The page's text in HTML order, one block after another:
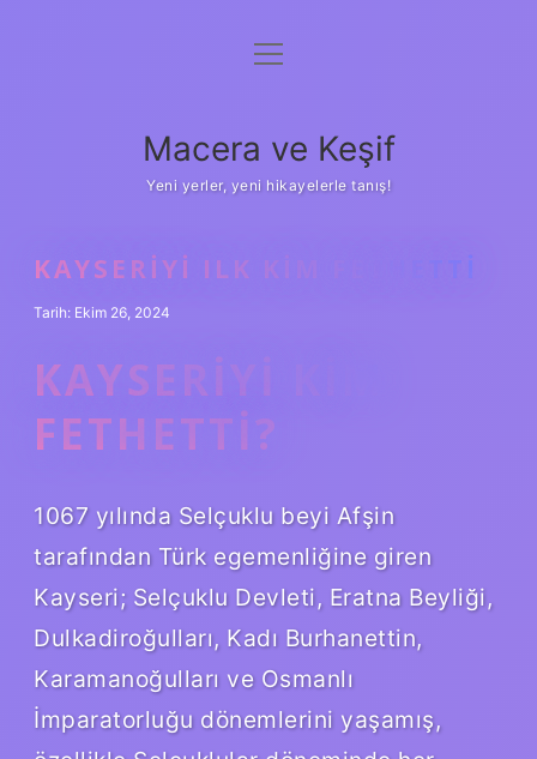
Anasayfa
Yasal Uyarı
menüyü
Macera ve Keşif
Yeni yerler, yeni hikayelerle tanış!
KAYSERIYI ILK KIM FETHETTI
Tarih: Ekim 26, 2024
KAYSERIYI KIM
FETHETTI?
1067 yılında Selçuklu beyi Afşin
tarafından Türk egemenliğine giren
Kayseri; Selçuklu Devleti, Eratna Beyliği,
Dulkadiroğulları, Kadı Burhanettin,
Karamanoğulları ve Osmanlı
İmparatorluğu dönemlerini yaşamış,